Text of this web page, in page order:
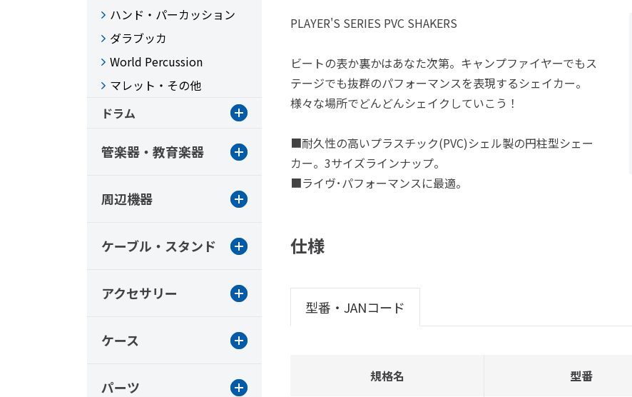
PLAYER'S SERIES PVC SHAKERS
ビートの表か裏かはあなた次第。キャンプファイヤーでもス
テージでも抜群のパフォーマンスを表現するシェイカー。
様々な場所でどんどんシェイクしていこう！
■耐久性の高いプラスチック(PVC)シェル製の円柱型シェー
カー。3サイズラインナップ。
■ライヴ･パフォーマンスに最適。
仕様
型番・JANコード
規格名 型番
ハンド・パーカッション
ダラブッカ
World Percussion
マレット・その他
ドラム
管楽器・教育楽器
周辺機器
ケーブル・スタンド
アクセサリー
ケース
パーツ